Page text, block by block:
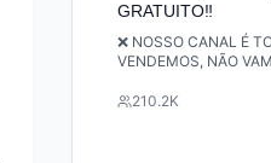
GRATUITO‼️
❌ NOSSO CANAL É
VENDEMOS, NÃO
Asiático (Shorts/Reels)
210.2K